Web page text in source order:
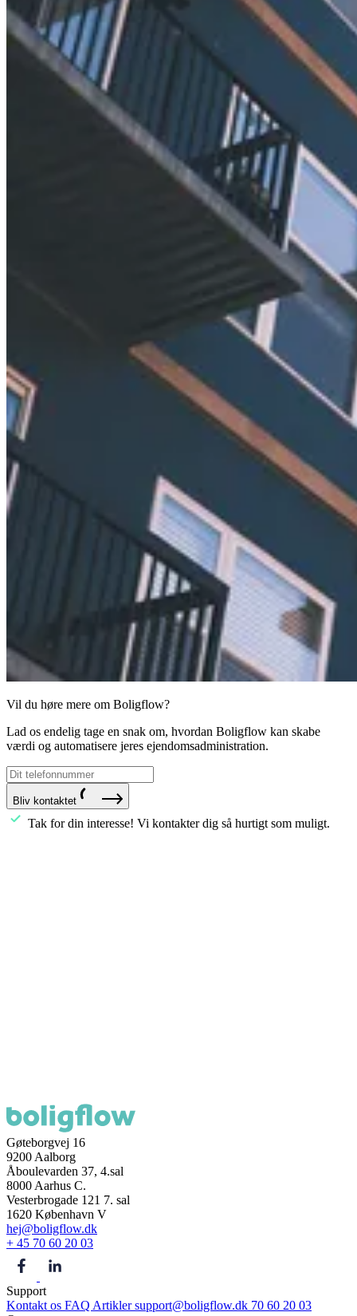
Vil du høre mere om Boligflow?
Lad os endelig tage en snak om, hvordan Boligflow kan skabe
værdi og automatisere jeres ejendomsadministration.
Bliv kontaktet
Tak for din interesse! Vi kontakter dig så hurtigt som muligt.
Gøteborgvej 16
9200 Aalborg
Åboulevarden 37, 4.sal
8000 Aarhus C.
Vesterbrogade 121 7. sal
1620 København V
hej@boligflow.dk
+ 45 70 60 20 03
Support
Kontakt os FAQ Artiklersupport@boligflow.dk 70 60 20 03